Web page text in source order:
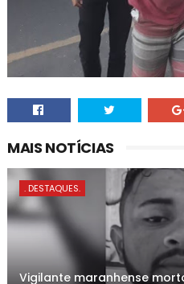
MAIS NOTÍCIAS
. DESTAQUES.
Vigilante maranhense